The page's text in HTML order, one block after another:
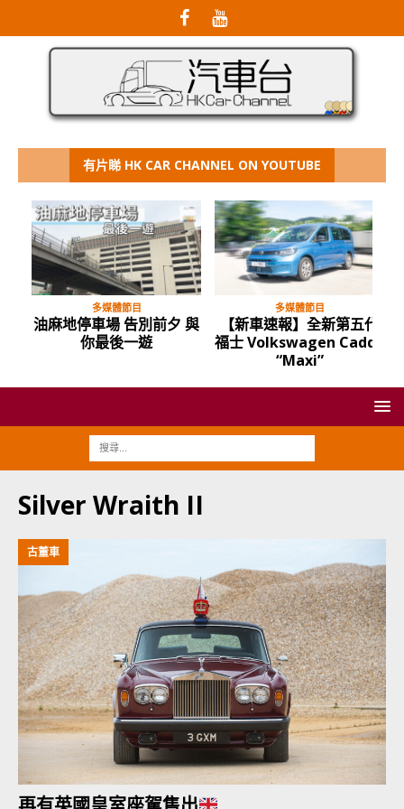
有片睇 HK CAR CHANNEL ON YOUTUBE
多媒體節目
油麻地停車場 告別前夕 與
你最後一遊
多媒體節目
【新車速報】全新第五代
福士 Volkswagen Caddy
“Maxi”
Silver Wraith II
古董車